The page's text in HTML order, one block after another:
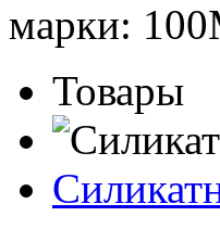
марки:
Товары